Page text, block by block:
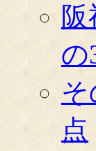
の
点